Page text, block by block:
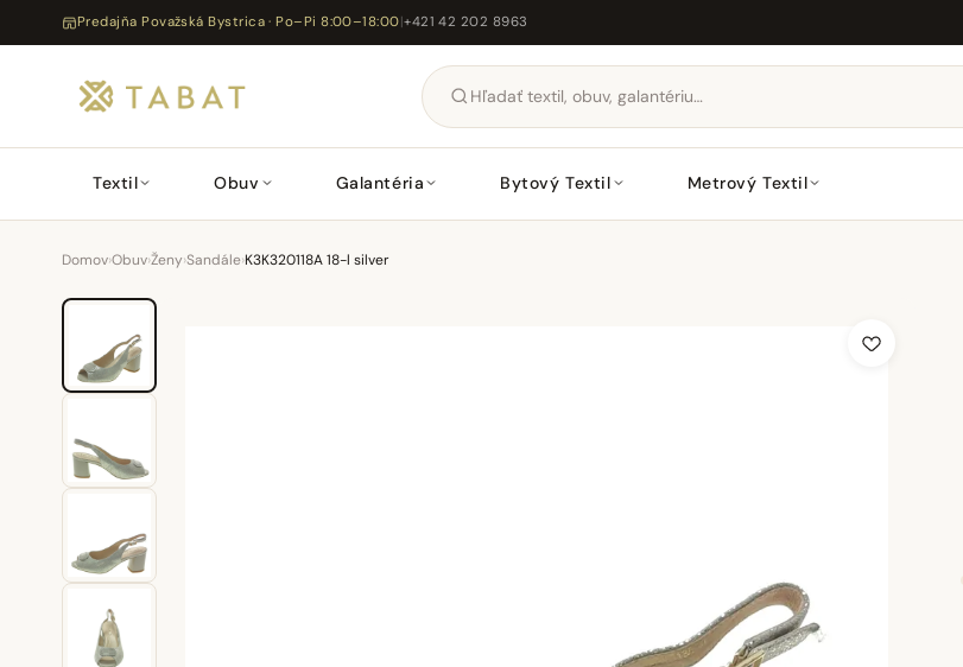
Predajňa Považská Bystrica · Po–Pi 8:00–18:00|+421 42 202 8963
Textil Obuv Galantéria Bytový Textil Metrový Textil
Domov›Obuv›Ženy›Sandále›K3K320118A 18-l silver